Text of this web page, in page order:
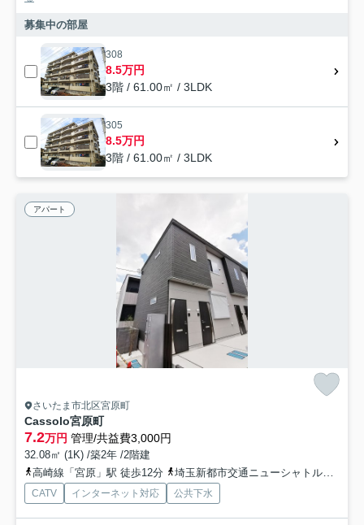
募集中の部屋
308
8.5万円
3階 / 61.00㎡ / 3LDK
305
8.5万円
3階 / 61.00㎡ / 3LDK
アパート
さいたま市北区宮原町
Cassolo宮原町
7.2万円 管理/共益費3,000円
32.08㎡ (1K) /築2年 /2階建
高崎線「宮原」駅 徒歩12分
埼玉新都市交通ニューシャトル「今羽」駅 徒歩19分
CATV インターネット対応 公共下水